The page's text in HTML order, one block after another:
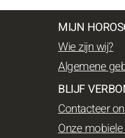
MIJN
Wie zijn wij?
Algemene
BLIJF
Contacteer
Onze